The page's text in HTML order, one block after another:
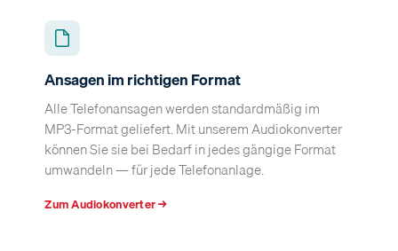
Ansagen im richtigen Format
Alle Telefonansagen werden standardmäßig im
MP3-Format geliefert. Mit unserem Audiokonverter
können Sie sie bei Bedarf in jedes gängige Format
umwandeln — für jede Telefonanlage.
Zum Audiokonverter →